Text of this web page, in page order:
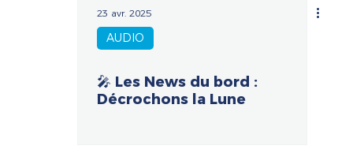
23 avr. 2025
AUDIO
🎤 Les News du bord :
Décrochons la Lune